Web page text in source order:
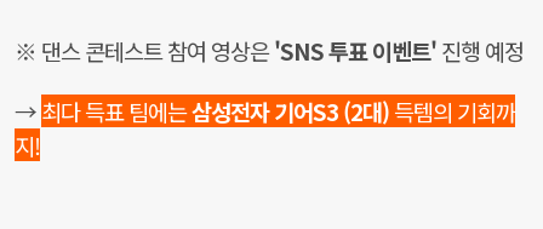
※ 댄스 콘테스트 참여 영상은'SNS 투표 이벤트'진행 예정
→최다 득표 팀에는삼성전자 기어S3 (2대)득템의 기회까
지!